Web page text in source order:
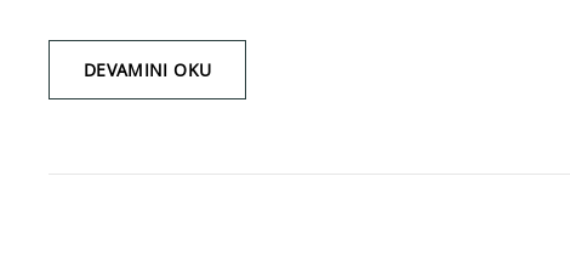
DEVAMINI OKUİZMIR
CEZA
İZMIR